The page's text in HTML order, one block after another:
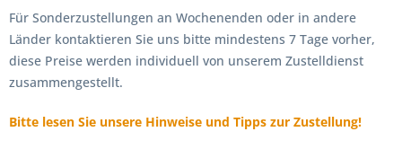
Für Sonderzustellungen an Wochenenden oder in andere
Länder kontaktieren Sie uns bitte mindestens 7 Tage vorher,
diese Preise werden individuell von unserem Zustelldienst
zusammengestellt.
Bitte lesen Sie unsere Hinweise und Tipps zur Zustellung!